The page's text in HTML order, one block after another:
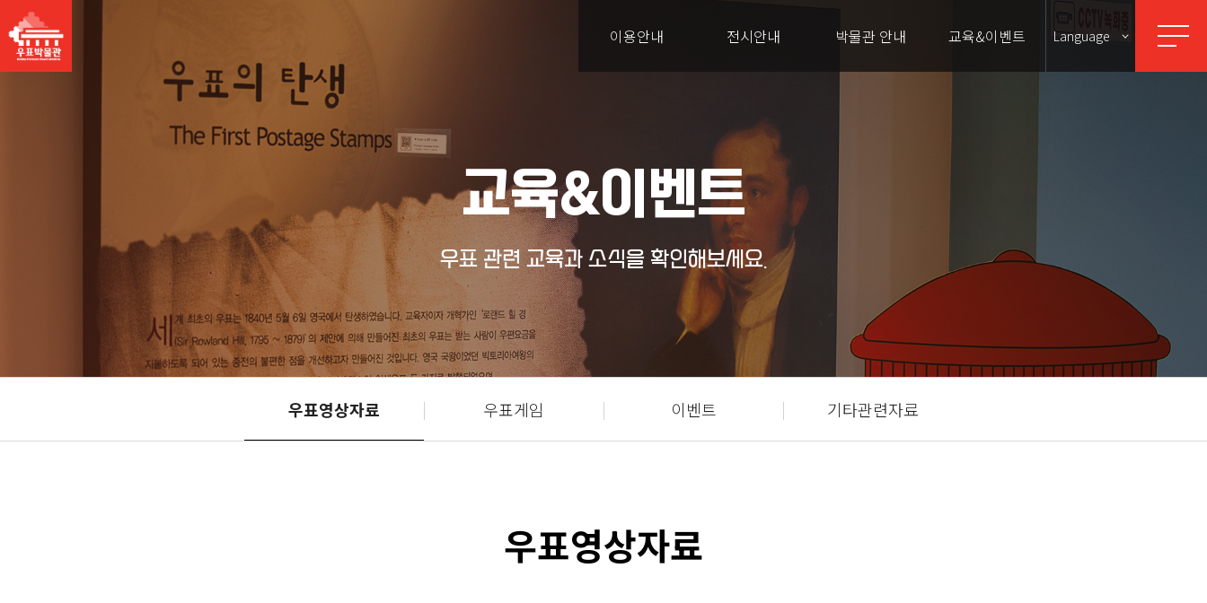
이용안내 전시안내 박물관 안내 교육&이벤트 Language
교육&이벤트
우표 관련 교육과 소식을 확인해보세요.
우표영상자료 우표게임 이벤트 기타관련자료
우표영상자료